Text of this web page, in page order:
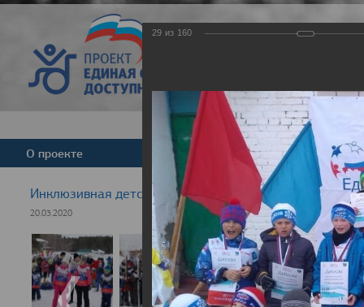
Версия для
О проекте Команда Новости
Инклюзивная детская гонка "Лыжня здоровья" 2020
20.03.2020
29 из 160